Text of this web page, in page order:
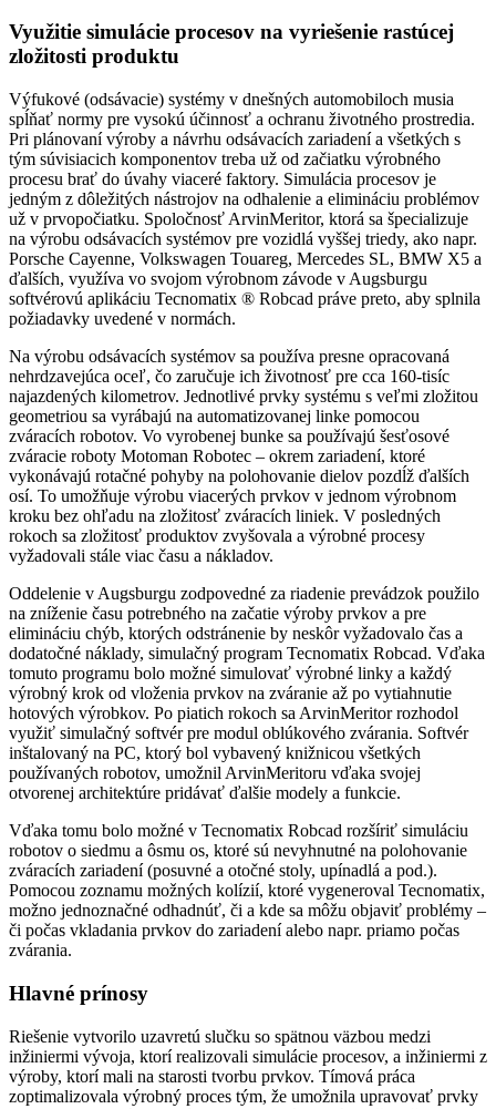
Využitie simulácie procesov na vyriešenie rastúcej
zložitosti produktu
Výfukové (odsávacie) systémy v dnešných automobiloch musia
spĺňať normy pre vysokú účinnosť a ochranu životného prostredia.
Pri plánovaní výroby a návrhu odsávacích zariadení a všetkých s
tým súvisiacich komponentov treba už od začiatku výrobného
procesu brať do úvahy viaceré faktory. Simulácia procesov je
jedným z dôležitých nástrojov na odhalenie a elimináciu problémov
už v prvopočiatku. Spoločnosť ArvinMeritor, ktorá sa špecializuje
na výrobu odsávacích systémov pre vozidlá vyššej triedy, ako napr.
Porsche Cayenne, Volkswagen Touareg, Mercedes SL, BMW X5 a
ďalších, využíva vo svojom výrobnom závode v Augsburgu
softvérovú aplikáciu Tecnomatix ® Robcad práve preto, aby splnila
požiadavky uvedené v normách.
Na výrobu odsávacích systémov sa používa presne opracovaná
nehrdzavejúca oceľ, čo zaručuje ich životnosť pre cca 160-tisíc
najazdených kilometrov. Jednotlivé prvky systému s veľmi zložitou
geometriou sa vyrábajú na automatizovanej linke pomocou
zváracích robotov. Vo vyrobenej bunke sa používajú šesťosové
zváracie roboty Motoman Robotec – okrem zariadení, ktoré
vykonávajú rotačné pohyby na polohovanie dielov pozdĺž ďalších
osí. To umožňuje výrobu viacerých prvkov v jednom výrobnom
kroku bez ohľadu na zložitosť zváracích liniek. V posledných
rokoch sa zložitosť produktov zvyšovala a výrobné procesy
vyžadovali stále viac času a nákladov.
Oddelenie v Augsburgu zodpovedné za riadenie prevádzok použilo
na zníženie času potrebného na začatie výroby prvkov a pre
elimináciu chýb, ktorých odstránenie by neskôr vyžadovalo čas a
dodatočné náklady, simulačný program Tecnomatix Robcad. Vďaka
tomuto programu bolo možné simulovať výrobné linky a každý
výrobný krok od vloženia prvkov na zváranie až po vytiahnutie
hotových výrobkov. Po piatich rokoch sa ArvinMeritor rozhodol
využiť simulačný softvér pre modul oblúkového zvárania. Softvér
inštalovaný na PC, ktorý bol vybavený knižnicou všetkých
používaných robotov, umožnil ArvinMeritoru vďaka svojej
otvorenej architektúre pridávať ďalšie modely a funkcie.
Vďaka tomu bolo možné v Tecnomatix Robcad rozšíriť simuláciu
robotov o siedmu a ôsmu os, ktoré sú nevyhnutné na polohovanie
zváracích zariadení (posuvné a otočné stoly, upínadlá a pod.).
Pomocou zoznamu možných kolízií, ktoré vygeneroval Tecnomatix,
možno jednoznačné odhadnúť, či a kde sa môžu objaviť problémy –
či počas vkladania prvkov do zariadení alebo napr. priamo počas
zvárania.
Hlavné prínosy
Riešenie vytvorilo uzavretú slučku so spätnou väzbou medzi
inžiniermi vývoja, ktorí realizovali simulácie procesov, a inžiniermi z
výroby, ktorí mali na starosti tvorbu prvkov. Tímová práca
zoptimalizovala výrobný proces tým, že umožnila upravovať prvky